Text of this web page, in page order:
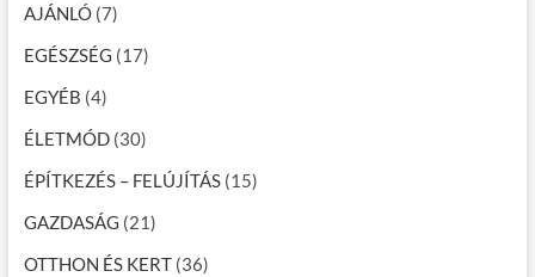
v
i
g
á
c
i
ó
AJÁNLÓ(7)
EGÉSZSÉG (17)
EGYÉB (4)
ÉLETMÓD(30)
ÉPÍTKEZÉS – FELÚJÍTÁS(15)
GAZDASÁG (21)
OTTHON ÉS KERT(36)